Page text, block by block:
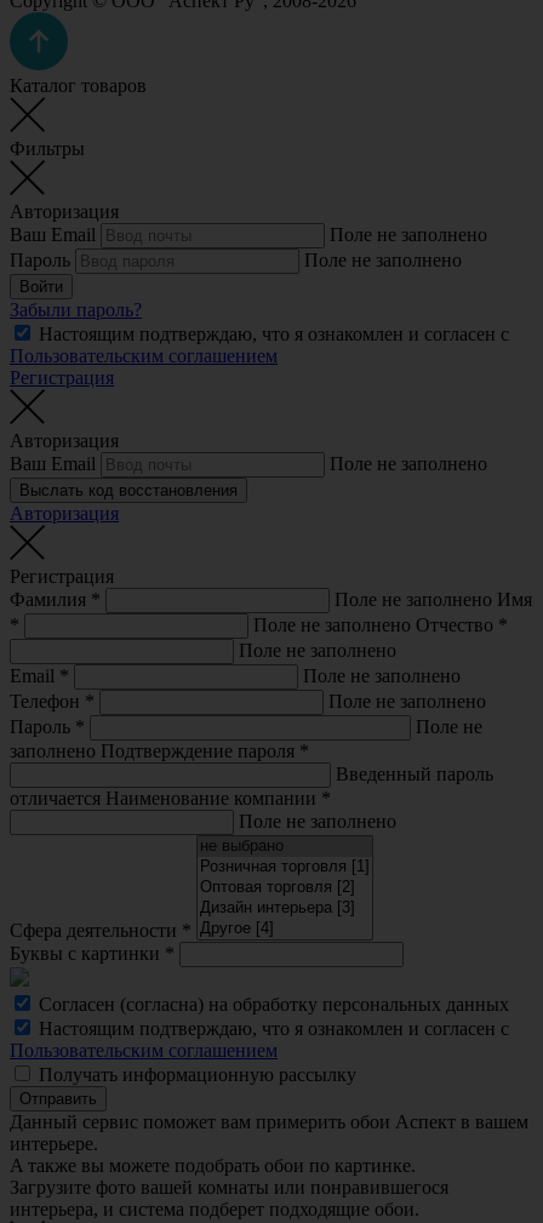
Каталог товаров
Фильтры
Авторизация
Ваш Email
Поле не заполнено
Пароль
Поле не заполнено
Войти
Забыли пароль?
Настоящим подтверждаю, что я ознакомлен и согласен с
Пользовательским соглашением
Регистрация
Авторизация
Ваш Email
Поле не заполнено
Выслать код восстановления
Авторизация
Регистрация
Фамилия * Поле не заполнено Имя
*
Поле не заполнено Отчество *
Поле не заполнено
Email *
Поле не заполнено
Телефон *
Поле не заполнено
Пароль *
Поле не
заполнено Подтверждение пароля *
Введенный пароль
отличается Наименование компании *
Поле не заполнено
Сфера деятельности *
Буквы с картинки *
Согласен (согласна) на обработку персональных данных
Настоящим подтверждаю, что я ознакомлен и согласен с
Пользовательским соглашением
Получать информационную рассылку
Отправить
Данный сервис поможет вам примерить обои Аспект в вашем
интерьере.
A также вы можете подобрать обои по картинке.
Загрузите фото вашей комнаты или понравившегося
интерьера, и система подберет подходящие обои.